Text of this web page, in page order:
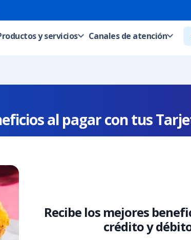
y servicios Canales de atención
al pagar con tus
Recibe los mejores
crédito y